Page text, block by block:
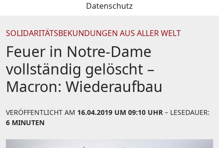
Datenschutz
SOLIDARITÄTSBEKUNDUNGEN AUS ALLER WELT
Feuer in Notre-Dame
vollständig gelöscht –
Macron: Wiederaufbau
VERÖFFENTLICHT AM 16.04.2019 UM 09:10 UHR – LESEDAUER:
6 MINUTEN